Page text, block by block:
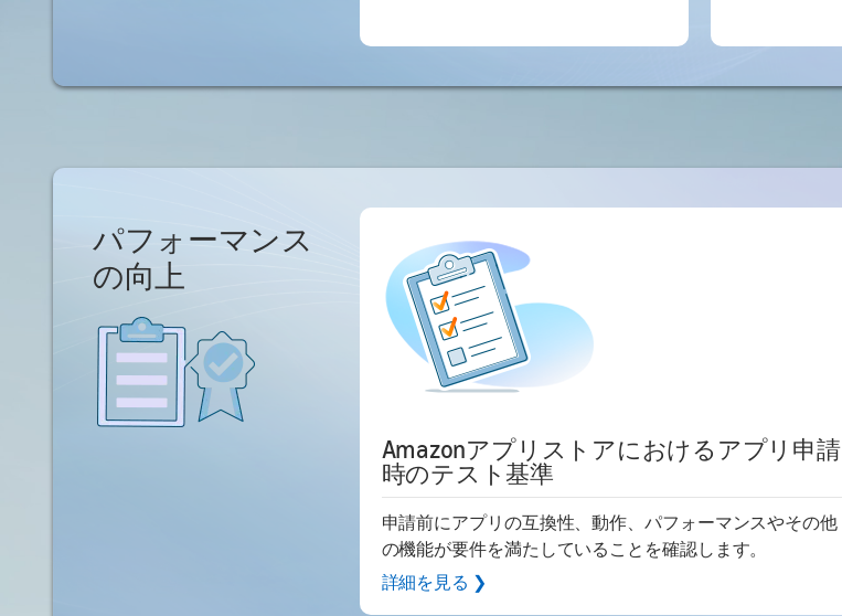
パフォーマンス
の向上
Amazonアプリストアにおけるアプリ申請
時のテスト基準
申請前にアプリの互換性、動作、パフォーマンスやその他
の機能が要件を満たしていることを確認します。
詳細を見る ❯